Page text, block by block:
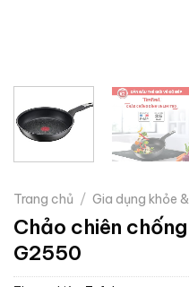
Trang chủ / Gia dụng khỏe
Chảo chiên
G2550